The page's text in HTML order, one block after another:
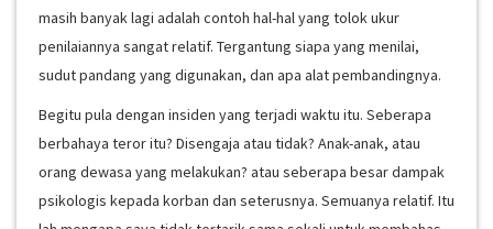
masih banyak lagi adalah contoh hal-hal yang tolok ukur
penilaiannya sangat relatif. Tergantung siapa yang menilai,
sudut pandang yang digunakan, dan apa alat pembandingnya.
Begitu pula dengan insiden yang terjadi waktu itu. Seberapa
berbahaya teror itu? Disengaja atau tidak? Anak-anak, atau
orang dewasa yang melakukan? atau seberapa besar dampak
psikologis kepada korban dan seterusnya. Semuanya relatif. Itu